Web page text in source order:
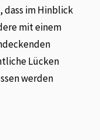
dass im Hinblick
mit einem
Lücken
werden